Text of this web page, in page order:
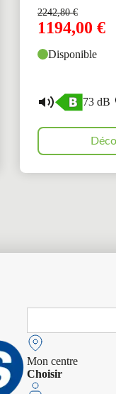
2242,80€
1194,00 €
Disponible
73 dB
Search
Mon centre
Choisir